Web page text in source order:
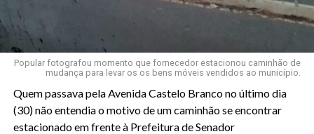
Popular fotografou momento que fornecedor estacionou caminhão de
mudança para levar os os bens móveis vendidos ao município.
Quem passava pela Avenida Castelo Branco no último dia
(30) não entendia o motivo de um caminhão se encontrar
estacionado em frente à Prefeitura de Senador